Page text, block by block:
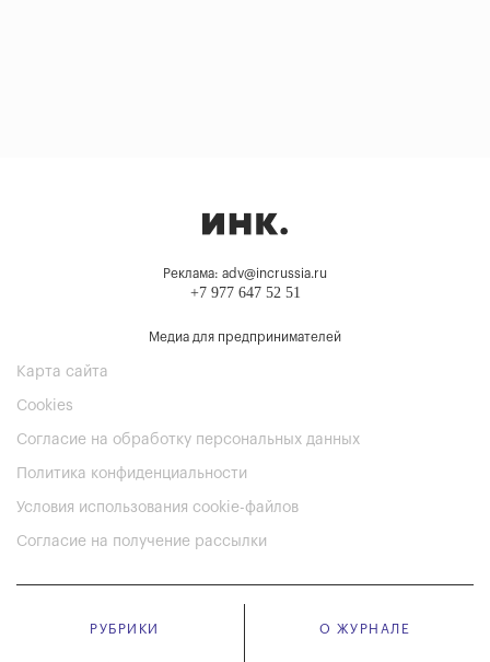
Реклама: adv@incrussia.ru
+7 977 647 52 51
Медиа для предпринимателей
Карта сайта
Cookies
Согласие на обработку персональных данных
Политика конфиденциальности
Условия использования cookie-файлов
Согласие на получение рассылки
РУБРИКИ О ЖУРНАЛЕ